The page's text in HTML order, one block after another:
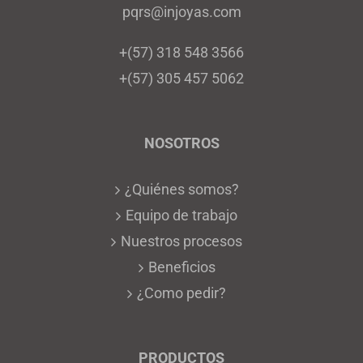
pqrs@injoyas.com
+(57) 318 548 3566
+(57) 305 457 5062
NOSOTROS
¿Quiénes somos?
Equipo de trabajo
Nuestros procesos
Beneficios
¿Como pedir?
PRODUCTOS